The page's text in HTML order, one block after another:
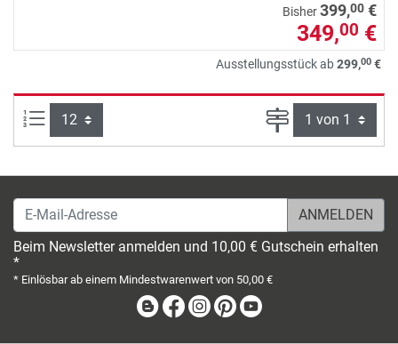
Bisher399,00 €
349,00 €
Ausstellungsstück ab299,00 €
Artikel pro Seite: Seite
E-Mail-Adresse
Beim Newsletter anmelden und 10,00 € Gutschein erhalten
*
* Einlösbar ab einem Mindestwarenwert von 50,00 €
BlogFacebook
Instagram
Pinterest